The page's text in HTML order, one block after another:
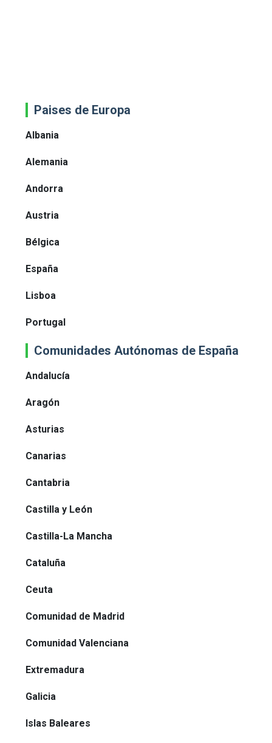
Paises de Europa
Albania
Alemania
Andorra
Austria
Bélgica
España
Lisboa
Portugal
Comunidades Autónomas de España
Andalucía
Aragón
Asturias
Canarias
Cantabria
Castilla y León
Castilla-La Mancha
Cataluña
Ceuta
Comunidad de Madrid
Comunidad Valenciana
Extremadura
Galicia
Islas Baleares